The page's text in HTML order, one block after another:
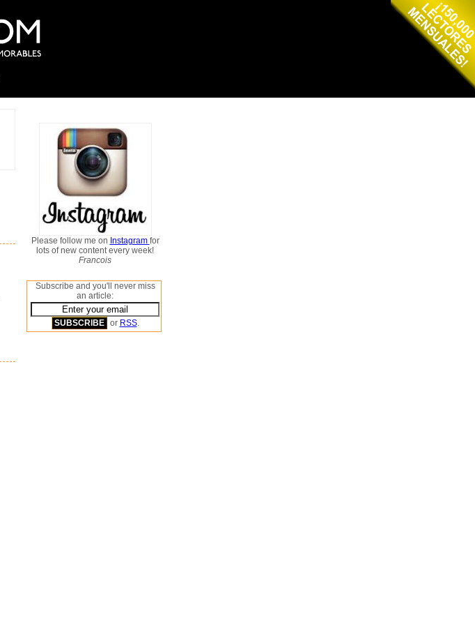
Please follow me on Instagram for
lots of new content every week!
Francois
Subscribe and you'll never miss
an article:
or RSS.